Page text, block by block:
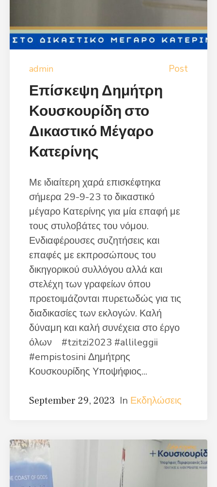
admin Post
Επίσκεψη Δημήτρη
Κουσκουρίδη στο
Δικαστικό Μέγαρο
Κατερίνης
Με ιδιαίτερη χαρά επισκέφτηκα
σήμερα 29-9-23 το δικαστικό
μέγαρο Κατερίνης για μία επαφή με
τους στυλοβάτες του νόμου.
Ενδιαφέρουσες συζητήσεις και
επαφές με εκπροσώπους του
δικηγορικού συλλόγου αλλά και
στελέχη των γραφείων όπου
προετοιμάζονται πυρετωδώς για τις
διαδικασίες των εκλογών. Καλή
δύναμη και καλή συνέχεια στο έργο
όλων #tzitzi2023 #allileggii
#empistosini Δημήτρης
Κουσκουρίδης Υποψήφιος...
September 29, 2023 In Εκδηλώσεις